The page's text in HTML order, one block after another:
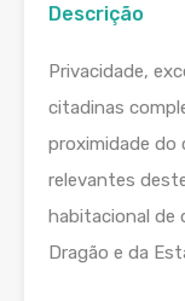
Descrição
Privacidade,
citadinas
proximidade do
relevantes
habitacional de
Dragão e da